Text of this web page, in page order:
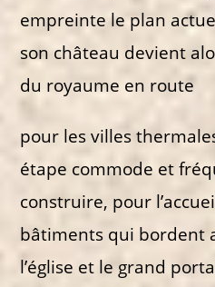
empreinte le plan
son château devient
du royaume en route
pour les villes
étape commode et
construire, pour
bâtiments qui bordent
l’église et le grand